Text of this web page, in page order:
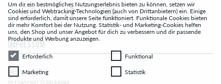
UNSERE AGB
Um dir ein bestmögliches Nutzungserlebnis bieten zu können, setzen wir
Cookies und Webtracking-Technologien (auch von Drittanbietern) ein. Einige
sind erforderlich, damit unsere Seite funktioniert. Funktionale Cookies bieten
dir mehr Komfort bei der Nutzung. Statistik- und Marketing-Cookies helfen
uns, den Shop und unser Angebot für dich zu verbessern und dir passende
Produkte und Werbung anzuzeigen.
Erforderlich
Erforderlich FunktionalFunktional
MarketingMarketing StatistikStatistik